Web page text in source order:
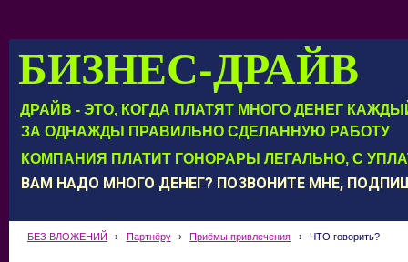
БИЗНЕС-ДРАЙВ
ДРАЙВ - ЭТО, КОГДА ПЛАТЯТ МНОГО ДЕНЕГ
КОМПАНИЯ ПЛАТИТ ГОНОРАРЫ ЛЕГАЛЬНО, С
ЗА ОДНАЖДЫ ПРАВИЛЬНО СДЕЛАННУЮ РАБОТУ
ВАМ НАДО МНОГО ДЕНЕГ? ПОЗВОНИТЕ МНЕ,
БЕЗ ВЛОЖЕНИЙ › Партнёру › Приёмы привлечения › ЧТО говорить?